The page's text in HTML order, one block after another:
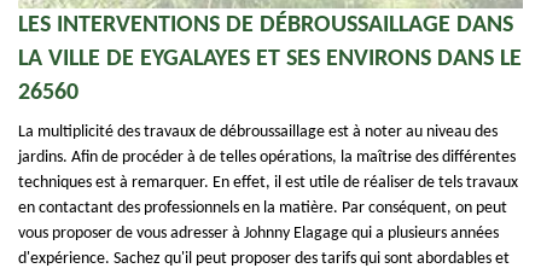
LES INTERVENTIONS DE DÉBROUSSAILLAGE DANS
LA VILLE DE EYGALAYES ET SES ENVIRONS DANS LE
26560
La multiplicité des travaux de débroussaillage est à noter au niveau des
jardins. Afin de procéder à de telles opérations, la maîtrise des différentes
techniques est à remarquer. En effet, il est utile de réaliser de tels travaux
en contactant des professionnels en la matière. Par conséquent, on peut
vous proposer de vous adresser à Johnny Elagage qui a plusieurs années
d'expérience. Sachez qu'il peut proposer des tarifs qui sont abordables et